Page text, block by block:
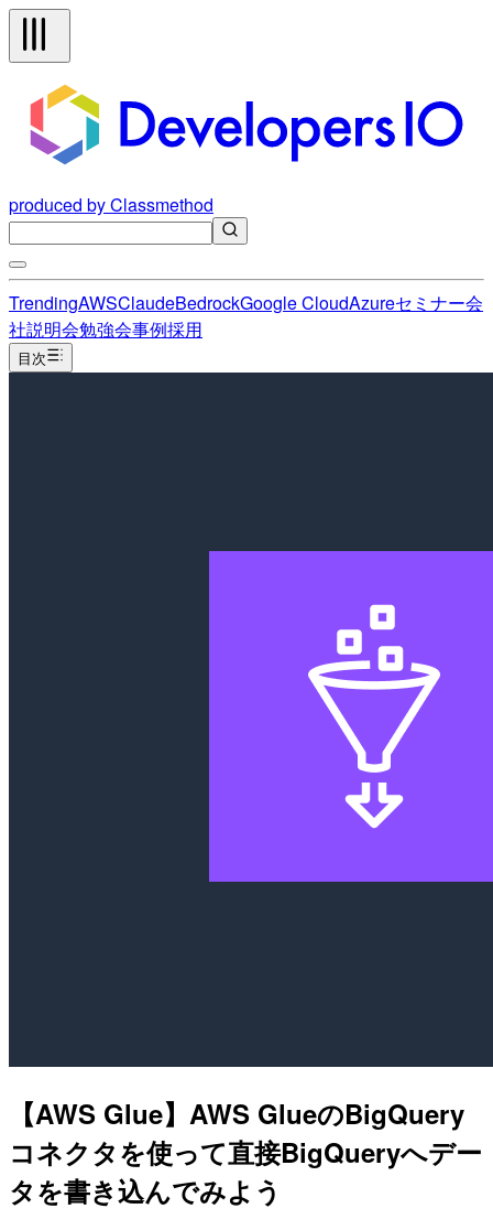
produced by Classmethod
TrendingAWSClaudeBedrockGoogle CloudAzureセミナー会
社説明会勉強会事例採用
目次
【AWS Glue】AWS GlueのBigQuery
コネクタを使って直接BigQueryへデー
タを書き込んでみよう